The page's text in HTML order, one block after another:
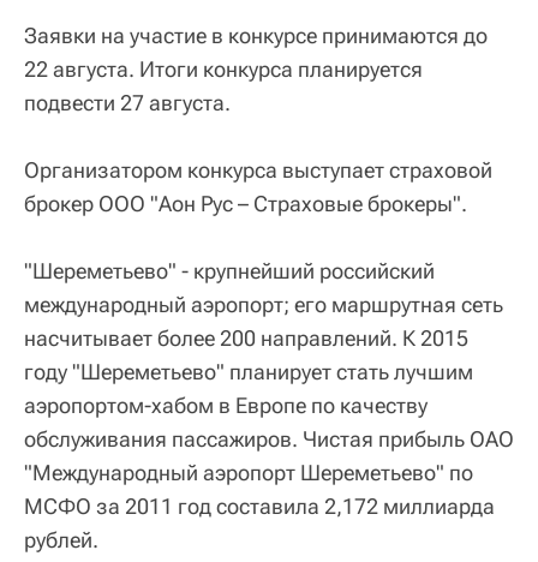
Заявки на участие в конкурсе принимаются до
22 августа. Итоги конкурса планируется
подвести 27 августа.
Организатором конкурса выступает страховой
брокер ООО "Аон Рус – Страховые брокеры".
"Шереметьево" - крупнейший российский
международный аэропорт; его маршрутная сеть
насчитывает более 200 направлений. К 2015
году "Шереметьево" планирует стать лучшим
аэропортом-хабом в Европе по качеству
обслуживания пассажиров. Чистая прибыль ОАО
"Международный аэропорт Шереметьево" по
МСФО за 2011 год составила 2,172 миллиарда
рублей.